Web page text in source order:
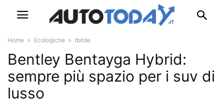
Home Ecologiche Ibride
Bentley Bentayga Hybrid:
sempre più spazio per i suv di
lusso